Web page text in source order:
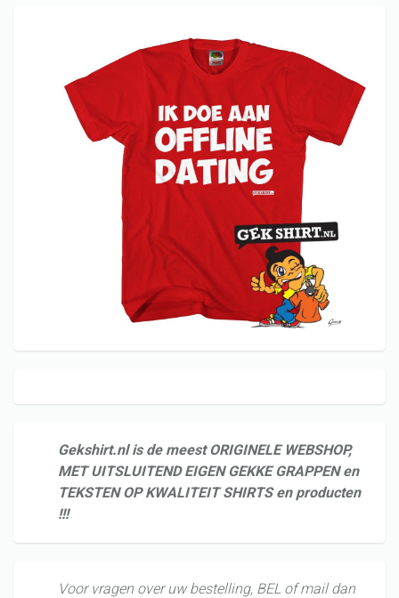
Gekshirt.nl is de meest ORIGINELE WEBSHOP,
MET UITSLUITEND EIGEN GEKKE GRAPPEN en
TEKSTEN OP KWALITEIT SHIRTS en producten
!!!
Voor vragen over uw bestelling, BEL of mail dan